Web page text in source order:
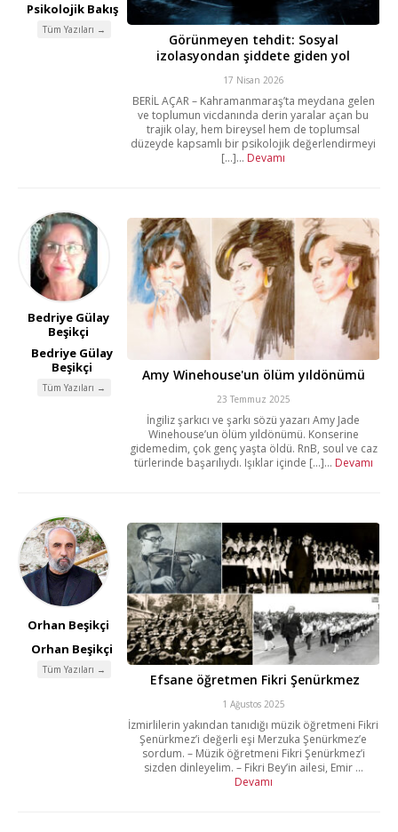
Psikolojik Bakış
Tüm Yazıları →
Görünmeyen tehdit: Sosyal
izolasyondan şiddete giden yol
17 Nisan 2026
BERİL AÇAR – Kahramanmaraş’ta meydana gelen
ve toplumun vicdanında derin yaralar açan bu
trajik olay, hem bireysel hem de toplumsal
düzeyde kapsamlı bir psikolojik değerlendirmeyi
[...]... Devamı
Bedriye Gülay
Beşikçi
Bedriye Gülay
Beşikçi
Tüm Yazıları →
Amy Winehouse'un ölüm yıldönümü
23 Temmuz 2025
İngiliz şarkıcı ve şarkı sözü yazarı Amy Jade
Winehouse’un ölüm yıldönümü. Konserine
gidemedim, çok genç yaşta öldü. RnB, soul ve caz
türlerinde başarılıydı. Işıklar içinde [...]... Devamı
Orhan Beşikçi
Orhan Beşikçi
Tüm Yazıları →
Efsane öğretmen Fikri Şenürkmez
1 Ağustos 2025
İzmirlilerin yakından tanıdığı müzik öğretmeni Fikri
Şenürkmez’i değerli eşi Merzuka Şenürkmez’e
sordum. – Müzik öğretmeni Fikri Şenürkmez’i
sizden dinleyelim. – Fikri Bey’in ailesi, Emir ...
Devamı